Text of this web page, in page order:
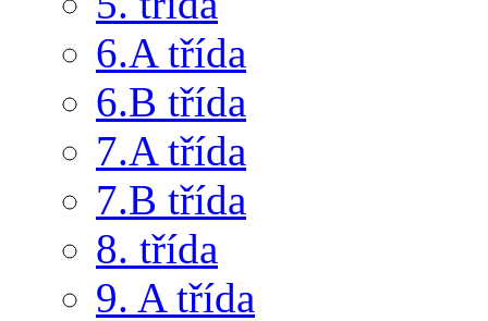
6.A třída
6.B třída
7.A třída
7.B třída
8. třída
9. A třída